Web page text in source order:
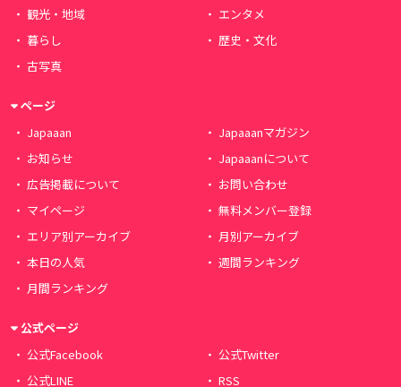
観光・地域
エンタメ
暮らし
歴史・文化
古写真
ページ
Japaaan
Japaaanマガジン
お知らせ
Japaaanについて
広告掲載について
お問い合わせ
マイページ
無料メンバー登録
エリア別アーカイブ
月別アーカイブ
本日の人気
週間ランキング
月間ランキング
公式ページ
公式Facebook
公式Twitter
公式LINE
RSS